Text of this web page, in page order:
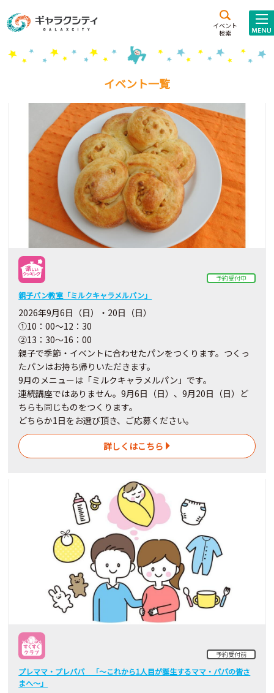
イベント
検索
施設案内
こども
西新井
施設･
施設貸出･団体利用
こどもみーてぃんぐ
Gがくえん
ブランドからのお知らせ
イベントレポート
イベント一覧
予約受付中
親子パン教室「ミルクキャラメルパン」
2026年9月6日（日）・20日（日）
①10：00～12：30
②13：30～16：00
親子で季節・イベントに合わせたパンをつくります。つくっ
たパンはお持ち帰りいただきます。
9月のメニューは「ミルクキャラメルパン」です。
連続講座ではありません。9月6日（日）、9月20日（日）ど
ちらも同じものをつくります。
どちらか1日をお選び頂き、ご応募ください。
詳しくはこちら
予約受付前
プレママ・プレパパ 「～これから1人目が誕生するママ・パパの皆さ
まへ～」